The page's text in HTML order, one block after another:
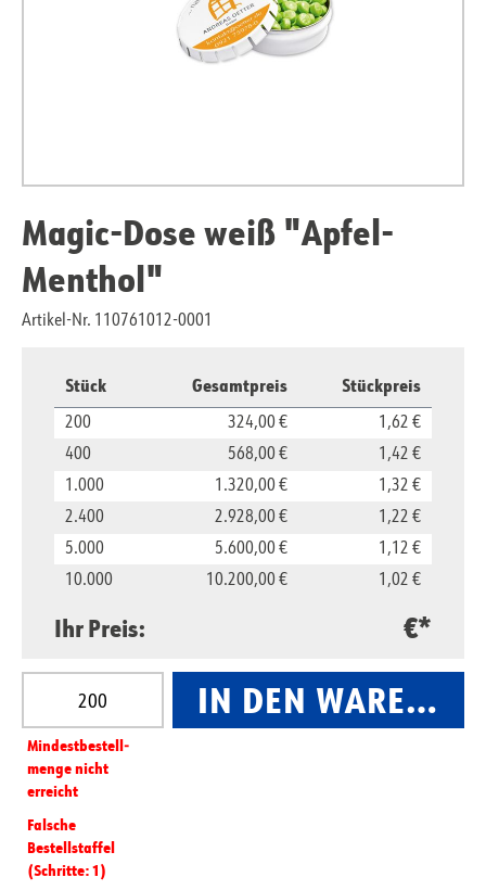
Magic-Dose weiß "Apfel-
Menthol"
Artikel-Nr. 110761012-0001
Stück Gesamtpreis Stückpreis
200 324,00 €
1,62 €
400
568,00 €
1,42 €
1.000
1.320,00 €
1,32 €
2.400
2.928,00 €
1,22 €
5.000
5.600,00 €
1,12 €
10.000
10.200,00 € 1,02 €
Ihr Preis: €*
Produkt Anzahl: Gib den gewünschten Wert ein
Mindest­­bestell­­
menge nicht
erreicht
Falsche
Bestellstaffel
(Schritte: 1)
IN DEN